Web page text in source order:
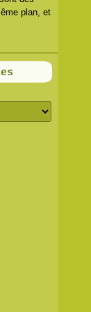
plan, et